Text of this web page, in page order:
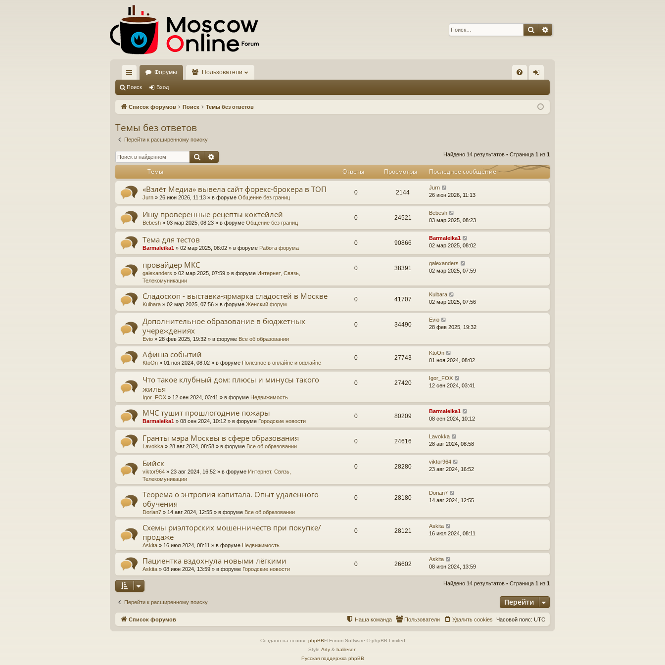
ПоискРасширенный поиск
с
ы
и
Форумы Пользователи
Q д
Поиск Вход
Список форумов Поиск Темы без ответов
Темы без ответов
Перейти к расширенному поиску
Поиск Найдено 14 результатов • Страница 1 из 1
Темы Ответы Просмотры Последнее сообщение
«Взлёт Медиа» вывела сайт форекс-брокера в ТОП
Jurn » 26 июн 2026, 11:13 » в форуме Общение без границ
0 2144
Jurn
26 июн 2026, 11:13
Ищу проверенные рецепты коктейлей
Bebesh » 03 мар 2025, 08:23 » в форуме Общение без границ
0 24521
Bebesh
03 мар 2025, 08:23
Тема для тестов
Barmaleika1 » 02 мар 2025, 08:02 » в форуме Работа форума
0 90866
Barmaleika1
02 мар 2025, 08:02
провайдер МКС
galexanders » 02 мар 2025, 07:59 » в форуме Интернет, Связь,
Телекомуникации
0 38391
galexanders
02 мар 2025, 07:59
Сладоскоп - выставка-ярмарка сладостей в Москве
Kulbara » 02 мар 2025, 07:56 » в форуме Женский форум
0 41707
Kulbara
02 мар 2025, 07:56
Дополнительное образование в бюджетных
учереждениях
Evio » 28 фев 2025, 19:32 » в форуме Все об образовании
0 34490
Evio
28 фев 2025, 19:32
Афиша событий
KtoOn » 01 ноя 2024, 08:02 » в форуме Полезное в онлайне и офлайне
0 27743
KtoOn
01 ноя 2024, 08:02
Что такое клубный дом: плюсы и минусы такого
жилья
Igor_FOX » 12 сен 2024, 03:41 » в форуме Недвижимость
0 27420
Igor_FOX
12 сен 2024, 03:41
МЧС тушит прошлогодние пожары
Barmaleika1 » 08 сен 2024, 10:12 » в форуме Городские новости
0 80209
Barmaleika1
08 сен 2024, 10:12
Гранты мэра Москвы в сфере образования
Lavokka » 28 авг 2024, 08:58 » в форуме Все об образовании
0 24616
Lavokka
28 авг 2024, 08:58
Бийск
viktor964 » 23 авг 2024, 16:52 » в форуме Интернет, Связь,
Телекомуникации
0 28280
viktor964
23 авг 2024, 16:52
Теорема о энтропия капитала. Опыт удаленного
обучения
Dorian7 » 14 авг 2024, 12:55 » в форуме Все об образовании
0 28180
Dorian7
14 авг 2024, 12:55
Схемы риэлторских мошенничеств при покупке/
продаже
Askita » 16 июл 2024, 08:11 » в форуме Недвижимость
0 28121
Askita
16 июл 2024, 08:11
Пациентка вздохнула новыми лёгкими
Askita » 08 июн 2024, 13:59 » в форуме Городские новости
0 26602
Askita
08 июн 2024, 13:59
Найдено 14 результатов • Страница 1 из 1
Перейти к расширенному поиску Перейти
Список форумов Часовой пояс: UTC
Удалить cookies
Пользователи
Наша команда
Создано на основе phpBB® Forum Software © phpBB Limited
Style Arty & halilesen
Русская поддержка phpBB